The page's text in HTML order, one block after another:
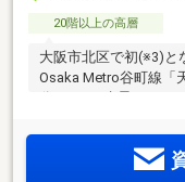
20階以上の高層
大阪市北区で初(※3)と
Osaka Metro谷町線「
分。4つの水景をテー
ントリー受付中】